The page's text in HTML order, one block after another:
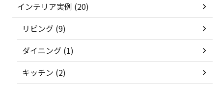
インテリア実例 (20)
リビング (9)
ダイニング (1)
キッチン (2)